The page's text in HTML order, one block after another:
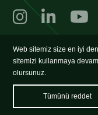
Web sitemiz size en iyi
sitemizi kullanmaya
olursunuz.
Tümünü reddet